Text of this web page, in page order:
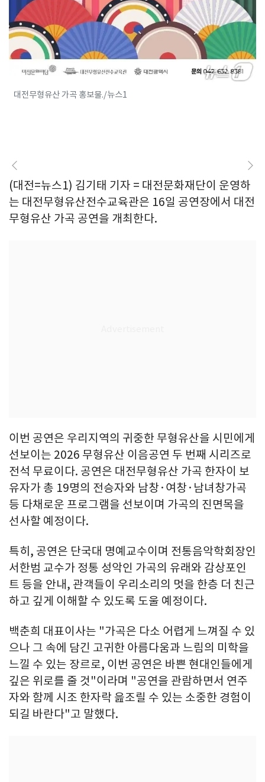
대전무형유산 가곡 홍보물./뉴스1
(대전=뉴스1) 김기태 기자 = 대전문화재단이 운영하
는 대전무형유산전수교육관은 16일 공연장에서 대전
무형유산 가곡 공연을 개최한다.
이번 공연은 우리지역의 귀중한 무형유산을 시민에게
선보이는 2026 무형유산 이음공연 두 번째 시리즈로
전석 무료이다. 공연은 대전무형유산 가곡 한자이 보
유자가 총 19명의 전승자와 남창·여창·남녀창가곡
등 다채로운 프로그램을 선보이며 가곡의 진면목을
선사할 예정이다.
특히, 공연은 단국대 명예교수이며 전통음악학회장인
서한범 교수가 정통 성악인 가곡의 유래와 감상포인
트 등을 안내, 관객들이 우리소리의 멋을 한층 더 친근
하고 깊게 이해할 수 있도록 도울 예정이다.
백춘희 대표이사는 "가곡은 다소 어렵게 느껴질 수 있
으나 그 속에 담긴 고귀한 아름다움과 느림의 미학을
느낄 수 있는 장르로, 이번 공연은 바쁜 현대인들에게
깊은 위로를 줄 것"이라며 "공연을 관람하면서 연주
자와 함께 시조 한자락 읊조릴 수 있는 소중한 경험이
되길 바란다"고 말했다.